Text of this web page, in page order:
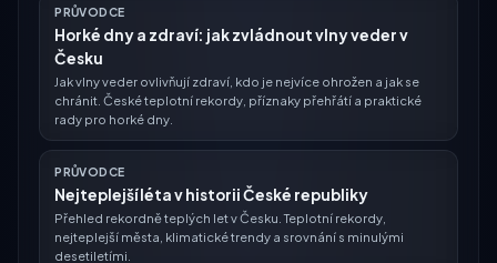
PRŮVODCE
Horké dny a zdraví: jak zvládnout vlny veder v
Česku
Jak vlny veder ovlivňují zdraví, kdo je nejvíce ohrožen a jak se
chránit. České teplotní rekordy, příznaky přehřátí a praktické
rady pro horké dny.
PRŮVODCE
Nejteplejší léta v historii České republiky
Přehled rekordně teplých let v Česku. Teplotní rekordy,
nejteplejší města, klimatické trendy a srovnání s minulými
desetiletími.